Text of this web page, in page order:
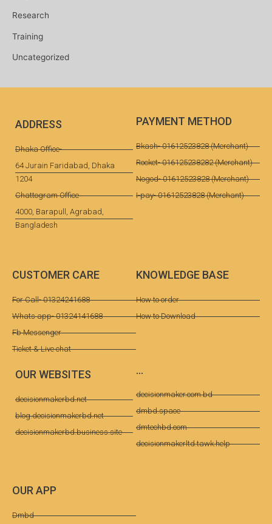
Research
Training
Uncategorized
ADDRESS
Dhaka Office-
64 Jurain Faridabad, Dhaka
1204
Chattogram Office
4000, Barapull, Agrabad,
Bangladesh
PAYMENT METHOD
Bkash- 01612523828 (Merchant)
Rocket- 016125238282 (Merchant)
Nogod- 01612523828 (Merchant)
I-pay- 01612523828 (Merchant)
CUSTOMER CARE
For Call- 01324241688
Whats app- 01324141688
Fb Messenger
Ticket & Live chat
KNOWLEDGE BASE
How to order
How to Download
OUR WEBSITES
decisionmakerbd.net
blog.decisionmakerbd.net
decisionmakerbd.business.site
...
decisionmaker.com.bd
dmbd.space
dmtechbd.com
decisionmakerltd.tawk.help
OUR APP​
Dmbd